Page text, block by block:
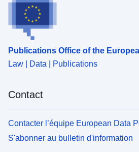
Identificateurs:
uriRef:
4c21-
Publications Office of the
Law | Data | Publications
Contact
Contacter l’équipe European Data
S'abonner au bulletin d'information